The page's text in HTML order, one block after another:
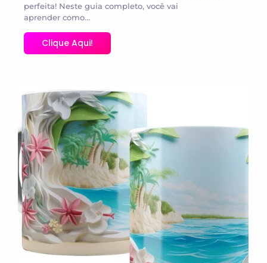
perfeita! Neste guia completo, você vai
aprender como...
Clique Aqui!
No Comments